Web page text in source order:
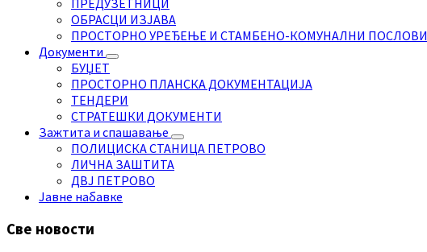
ОБРАСЦИ ИЗЈАВА
ПРОСТОРНО УРЕЂЕЊЕ И СТАМБЕНО-КОМУНАЛНИ ПОСЛОВИ
Документи
БУЏЕТ
ПРОСТОРНО ПЛАНСКА ДОКУМЕНТАЦИЈА
ТЕНДЕРИ
СТРАТЕШКИ ДОКУМЕНТИ
Зажтита и спашавање
ПОЛИЦИСКА СТАНИЦА ПЕТРОВО
ЛИЧНА ЗАШТИТА
ДВЈ ПЕТРОВО
Јавне набавке
Све новости